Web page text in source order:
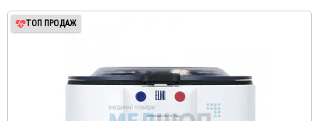
ТОП ПРОДАЖ